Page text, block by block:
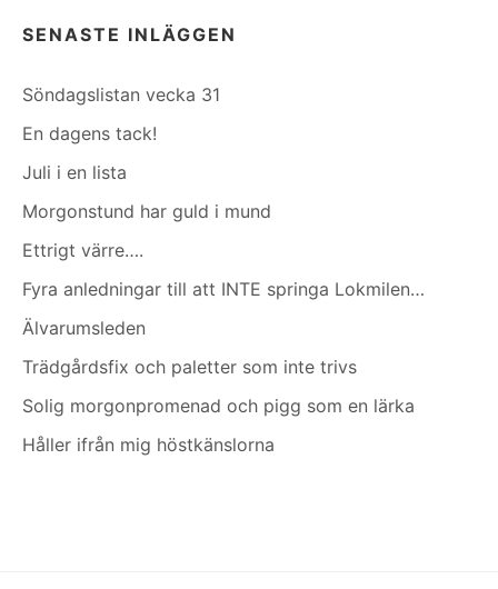
SENASTE INLÄGGEN
Söndagslistan vecka 31
En dagens tack!
Juli i en lista
Morgonstund har guld i mund
Ettrigt värre….
Fyra anledningar till att INTE springa Lokmilen…
Älvarumsleden
Trädgårdsfix och paletter som inte trivs
Solig morgonpromenad och pigg som en lärka
Håller ifrån mig höstkänslorna